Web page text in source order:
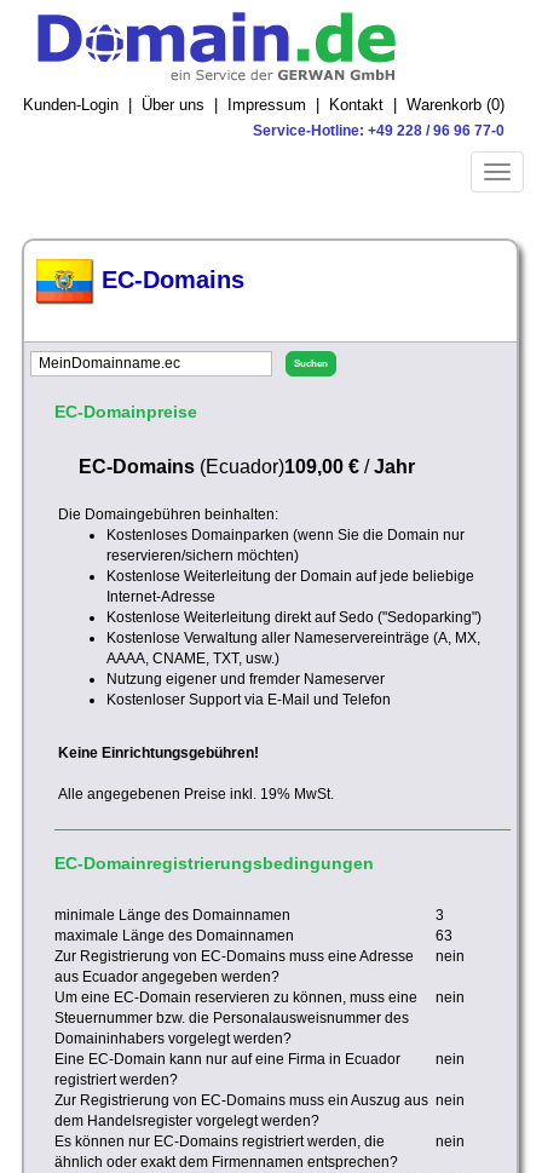
Kunden-Login Über uns Impressum Kontakt Warenkorb (0)
Service-Hotline: +49 228 / 96 96 77-0
Toggle
EC-Domains
EC-Domainpreise
EC-Domains(Ecuador)109,00 €/Jahr
Die Domaingebühren beinhalten:
Kostenloses Domainparken (wenn Sie die Domain nur
reservieren/sichern möchten)
Kostenlose Weiterleitung der Domain auf jede beliebige
Internet-Adresse
Kostenlose Weiterleitung direkt auf Sedo ("Sedoparking")
Kostenlose Verwaltung aller Nameservereinträge (A, MX,
AAAA, CNAME, TXT, usw.)
Nutzung eigener und fremder Nameserver
Kostenloser Support via E-Mail und Telefon
Keine Einrichtungsgebühren!
Alle angegebenen Preise inkl. 19% MwSt.
EC-Domainregistrierungsbedingungen
minimale Länge des Domainnamen
3
maximale Länge des Domainnamen
63
Zur Registrierung von EC-Domains muss eine Adresse
aus Ecuador angegeben werden?
nein
Um eine EC-Domain reservieren zu können, muss eine
Steuernummer bzw. die Personalausweisnummer des
Domaininhabers vorgelegt werden?
nein
Eine EC-Domain kann nur auf eine Firma in Ecuador
registriert werden?
nein
Zur Registrierung von EC-Domains muss ein Auszug aus
dem Handelsregister vorgelegt werden?
nein
Es können nur EC-Domains registriert werden, die
ähnlich oder exakt dem Firmennamen entsprechen?
nein